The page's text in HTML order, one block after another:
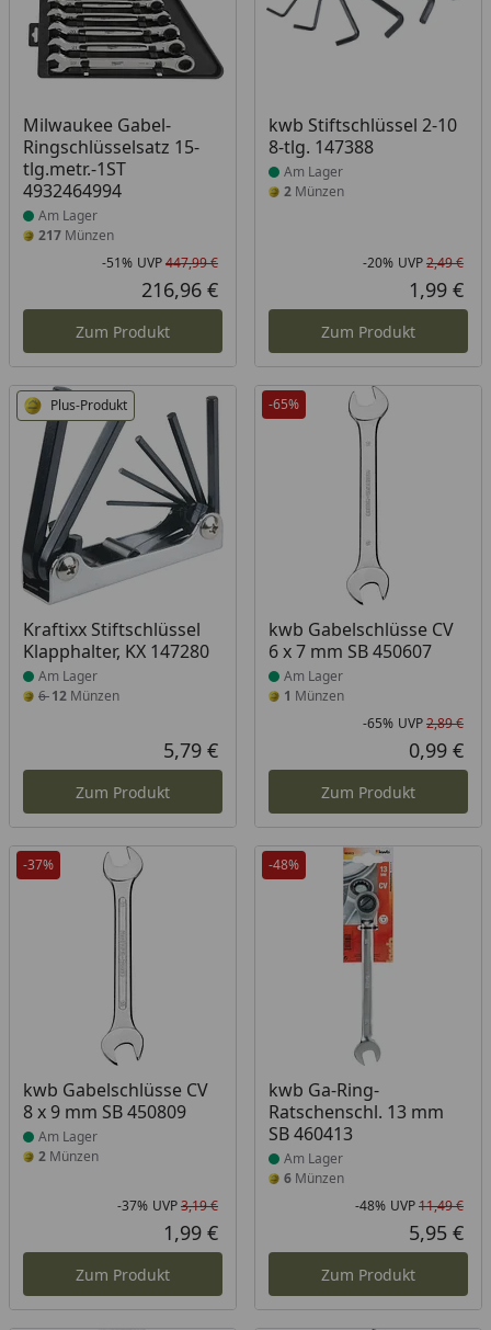
Milwaukee Gabel-
Ringschlüsselsatz 15-
tlg.metr.-1ST
4932464994
Produkt am Lager
Am Lager
217 Münzen
Rabatt in Prozent
-51%
Ursprünglicher Preis
UVP447,99 €
Aktueller Preis
216,96 €
Zum Produkt
kwb Stiftschlüssel 2-10
8-tlg. 147388
Produkt am Lager
Am Lager
2Münzen
-20% UVP2,49 €
1,99 €
Zum Produkt
Plus-Produkt
Kraftixx Stiftschlüssel
Klapphalter, KX 147280
Produkt am Lager
Am Lager
612 Münzen
Aktueller Preis
5,79 €
Zum Produkt
-65%
kwb Gabelschlüsse CV
6 x 7 mm SB 450607
Produkt am Lager
Am Lager
1 Münzen
-65% UVP2,89 €
0,99 €
Zum Produkt
-37%
kwb Gabelschlüsse CV
8 x 9 mm SB 450809
Produkt am Lager
Am Lager
2 Münzen
Rabatt in Prozent
-37%
Ursprünglicher Preis
UVP3,19 €
Aktueller Preis
1,99 €
Zum Produkt
-48%
kwb Ga-Ring-
Ratschenschl. 13 mm
SB 460413
Produkt am Lager
Am Lager
6Münzen
-48% UVP11,49 €
5,95 €
Zum Produkt